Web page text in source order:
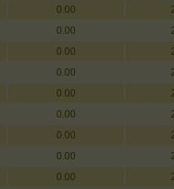
0.00
0.00
0.00
0.00
0.00
0.00
0.00
0.00
0.00